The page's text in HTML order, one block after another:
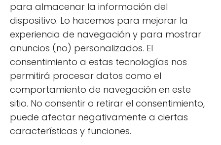
para almacenar la información del
dispositivo. Lo hacemos para mejorar la
experiencia de navegación y para mostrar
anuncios (no) personalizados. El
consentimiento a estas tecnologías nos
permitirá procesar datos como el
comportamiento de navegación en este
sitio. No consentir o retirar el consentimiento,
puede afectar negativamente a ciertas
características y funciones.